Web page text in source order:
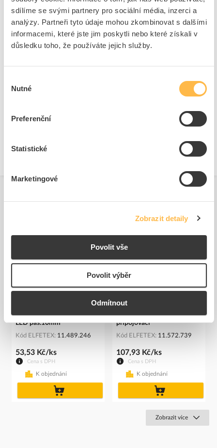
sdílíme se svými partnery pro sociální média, inzerci a
analýzy. Partneři tyto údaje mohou zkombinovat s dalšími
informacemi, které jste jim poskytli nebo které získali v
důsledku toho, že používáte jejich služby.
souhlasu
Nutné
Preferenční
Statistické
Marketingové
Zobrazit detaily
Povolit vše
Povolit výběr
Odmítnout
Výška
2 mm
Napětí světelného zdroje
12 V
LED pás.10mm
Kód ELFETEX 11.489.246
Cena s DPH
53,53 Kč/ks
K objednání
připojovací
Kód ELFETEX 11.572.739
Cena s DPH
107,93 Kč/ks
K objednání
Zobrazit více